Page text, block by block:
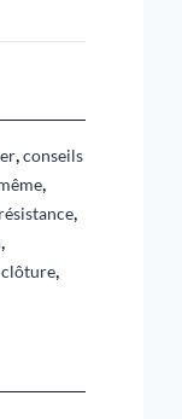
,conseils
,
résistance,
,
clôture,